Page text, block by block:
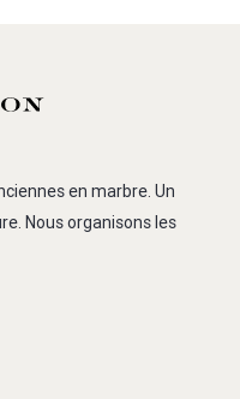
en marbre. Un
Nous organisons les